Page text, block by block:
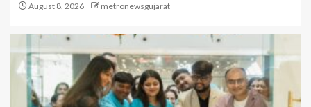
August 8, 2026 metronewsgujarat